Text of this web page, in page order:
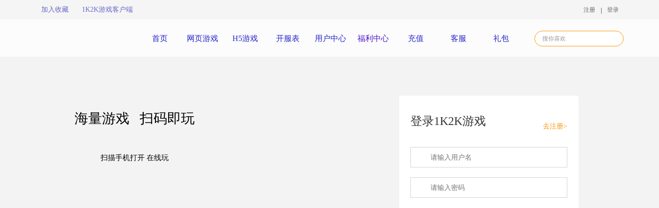
加入收藏 1K2K游戏客户端 注册 登录
首页 网页游戏 H5游戏 开服表 用户中心 福利中心 充值 客服 礼包
海量游戏 扫码即玩
扫描手机打开 在线玩
登录1K2K游戏 去注册>